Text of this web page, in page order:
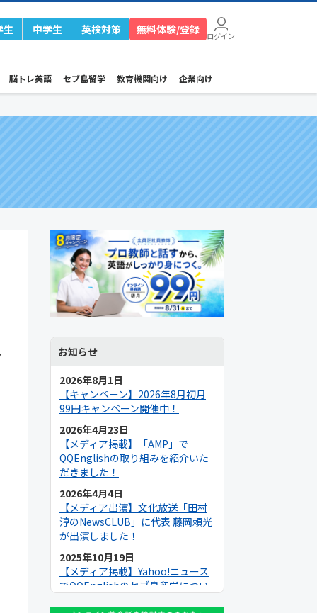
生 中学生 英検対策 無料体験/登録 ログイン
脳トレ英語 セブ島留学 教育機関向け
企業向け
お知らせ
2026年8月1日
【キャンペーン】2026年8月初月
99円キャンペーン開催中！
2026年4月23日
【メディア掲載】「AMP」で
QQEnglishの取り組みを紹介いた
だきました！
2026年4月4日
【メディア出演】文化放送「田村
淳のNewsCLUB」に代表 藤岡頼光
が出演しました！
2025年10月19日
【メディア掲載】Yahoo!ニュース
でQQEnglishのセブ島留学につい